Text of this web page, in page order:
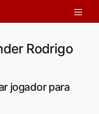
Rodrigo
jogador para